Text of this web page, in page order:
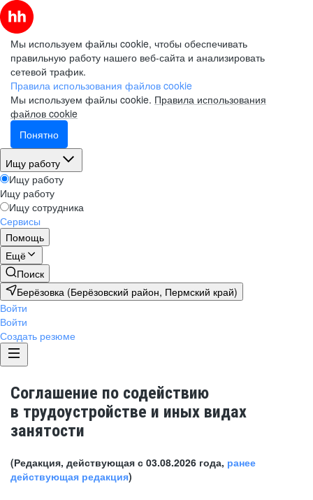
Мы используем файлы cookie, чтобы обеспечивать
правильную работу нашего веб-сайта и анализировать
сетевой трафик.
Правила использования файлов cookie
Мы используем файлы cookie. Правила использования
файлов cookie
Понятно
Ищу работу
Ищу работу
Ищу работу
Ищу сотрудника
Сервисы
Помощь
Ещё
Поиск
Берёзовка (Берёзовский район, Пермский край)
Войти
Войти
Создать резюме
Соглашение по содействию
в трудоустройстве и иных видах
занятости
(Редакция, действующая с 03.08.2026 года, ранее
действующая редакция)